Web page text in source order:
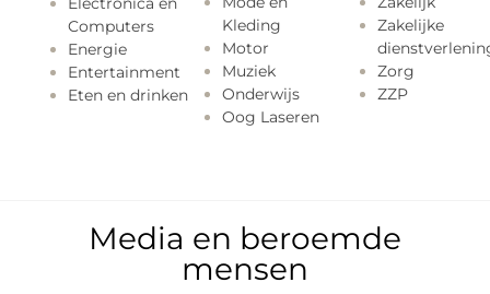
Computers
Energie
Entertainment
Eten en drinken
Kleding
Motor
Muziek
Onderwijs
Oog Laseren
Zakelijke
Zorg
ZZP
Media en beroemde
mensen